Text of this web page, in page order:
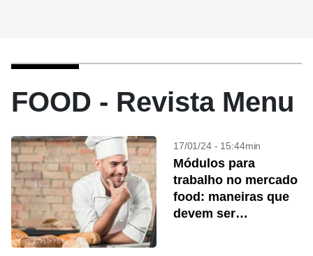
FOOD - Revista Menu
17/01/24 - 15:44min
Módulos para
trabalho no mercado
food: maneiras que
devem ser